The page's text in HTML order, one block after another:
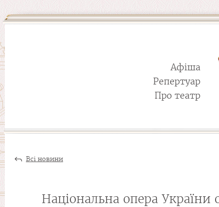
Афіша
Репертуар
Про театр
Всі новини
Національна опера